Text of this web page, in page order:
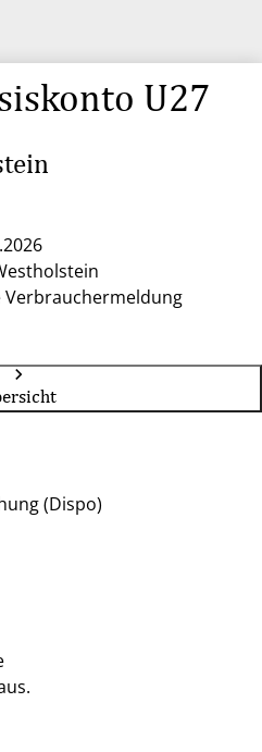
U27
(Dispo)